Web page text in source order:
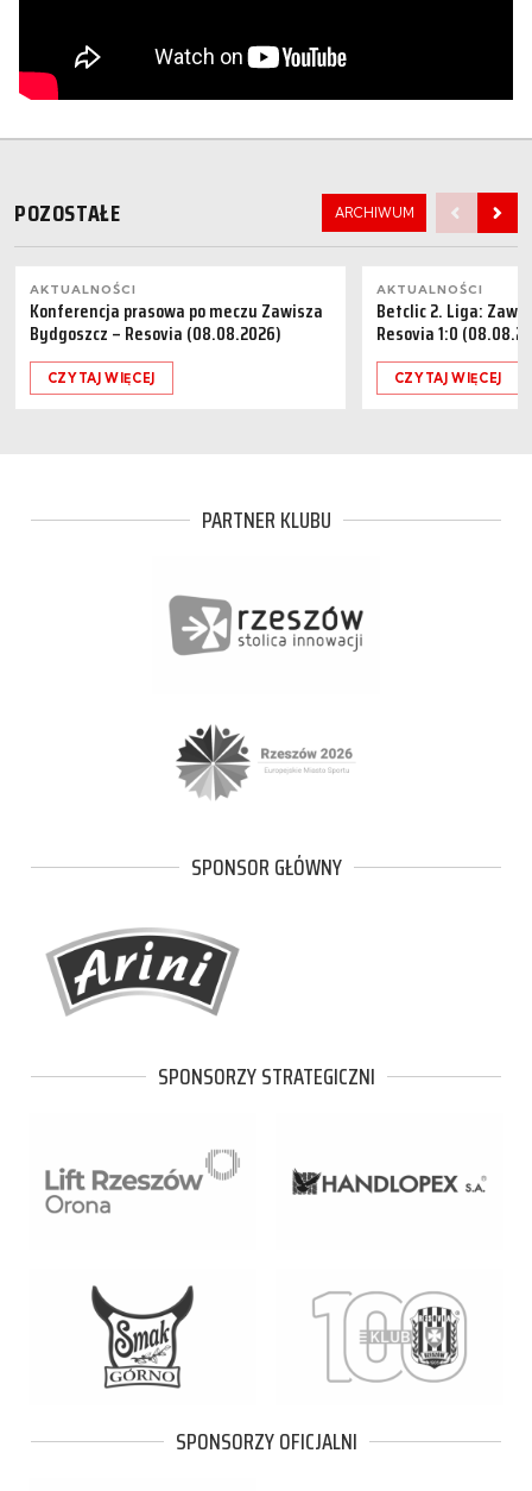
POZOSTAŁE ARCHIWUM
AKTUALNOŚCI
Konferencja prasowa po meczu Zawisza
Bydgoszcz – Resovia (08.08.2026)
CZYTAJ WIĘCEJ
AKTUALNOŚCI
Betclic 2. Liga:
Resovia 1:0
CZYTAJ WIĘCEJ
PARTNER KLUBU
SPONSOR GŁÓWNY
SPONSORZY STRATEGICZNI
SPONSORZY OFICJALNI